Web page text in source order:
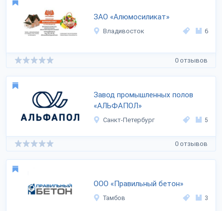
ЗАО «Алюмосиликат»
Владивосток 6
0 отзывов
Завод промышленных полов
«АЛЬФАПОЛ»
Санкт-Петербург 5
0 отзывов
ООО «Правильный бетон»
Тамбов 3